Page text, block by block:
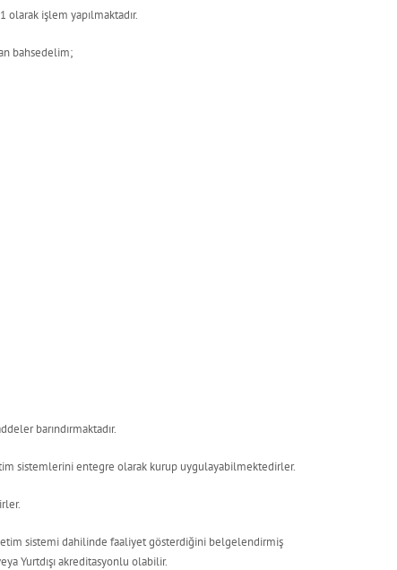
işlem yapılmaktadır.
bahsedelim;
barındırmaktadır.
sistemlerini entegre olarak kurup uygulayabilmektedirler.
sistemi dahilinde faaliyet gösterdiğini belgelendirmiş
Yurtdışı akreditasyonlu olabilir.